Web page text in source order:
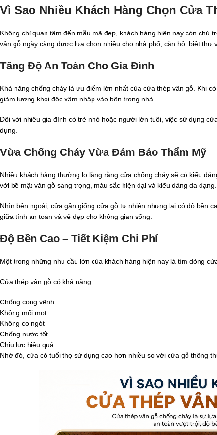
Vì Sao Nhiều Khách Hàng Chọn Cửa
Không chỉ quan tâm đến mẫu mã đẹp, khách hàng hiện nay còn
vân gỗ ngày càng được lựa chọn nhiều cho nhà phố, căn hộ, biệt thự
Tăng Độ An Toàn Cho Gia Đình
Khả năng chống cháy là ưu điểm lớn nhất của cửa thép vân gỗ. Khi
giảm lượng khói độc xâm nhập vào bên trong nhà.
Đối với nhiều gia đình có trẻ nhỏ hoặc người lớn tuổi, việc sử dụng
dụng.
Vừa Chống Cháy Vừa Đảm Bảo Thẩm Mỹ
Nhiều khách hàng thường lo lắng rằng cửa chống cháy sẽ có kiểu
với bề mặt vân gỗ sang trọng, màu sắc hiện đại và kiểu dáng đa dạng.
Nhìn bên ngoài, cửa gần giống cửa gỗ tự nhiên nhưng lại có độ bền
giữa tính an toàn và vẻ đẹp cho không gian sống.
Độ Bền Cao – Tiết Kiệm Chi Phí
Một trong những nhu cầu lớn của khách hàng hiện nay là tìm dòng
Cửa thép vân gỗ có khả năng:
Chống cong vênh
Không mối mọt
Không co ngót
Chống nước tốt
Chịu lực hiệu quả
Nhờ đó, cửa có tuổi thọ sử dụng cao hơn nhiều so với cửa gỗ thông